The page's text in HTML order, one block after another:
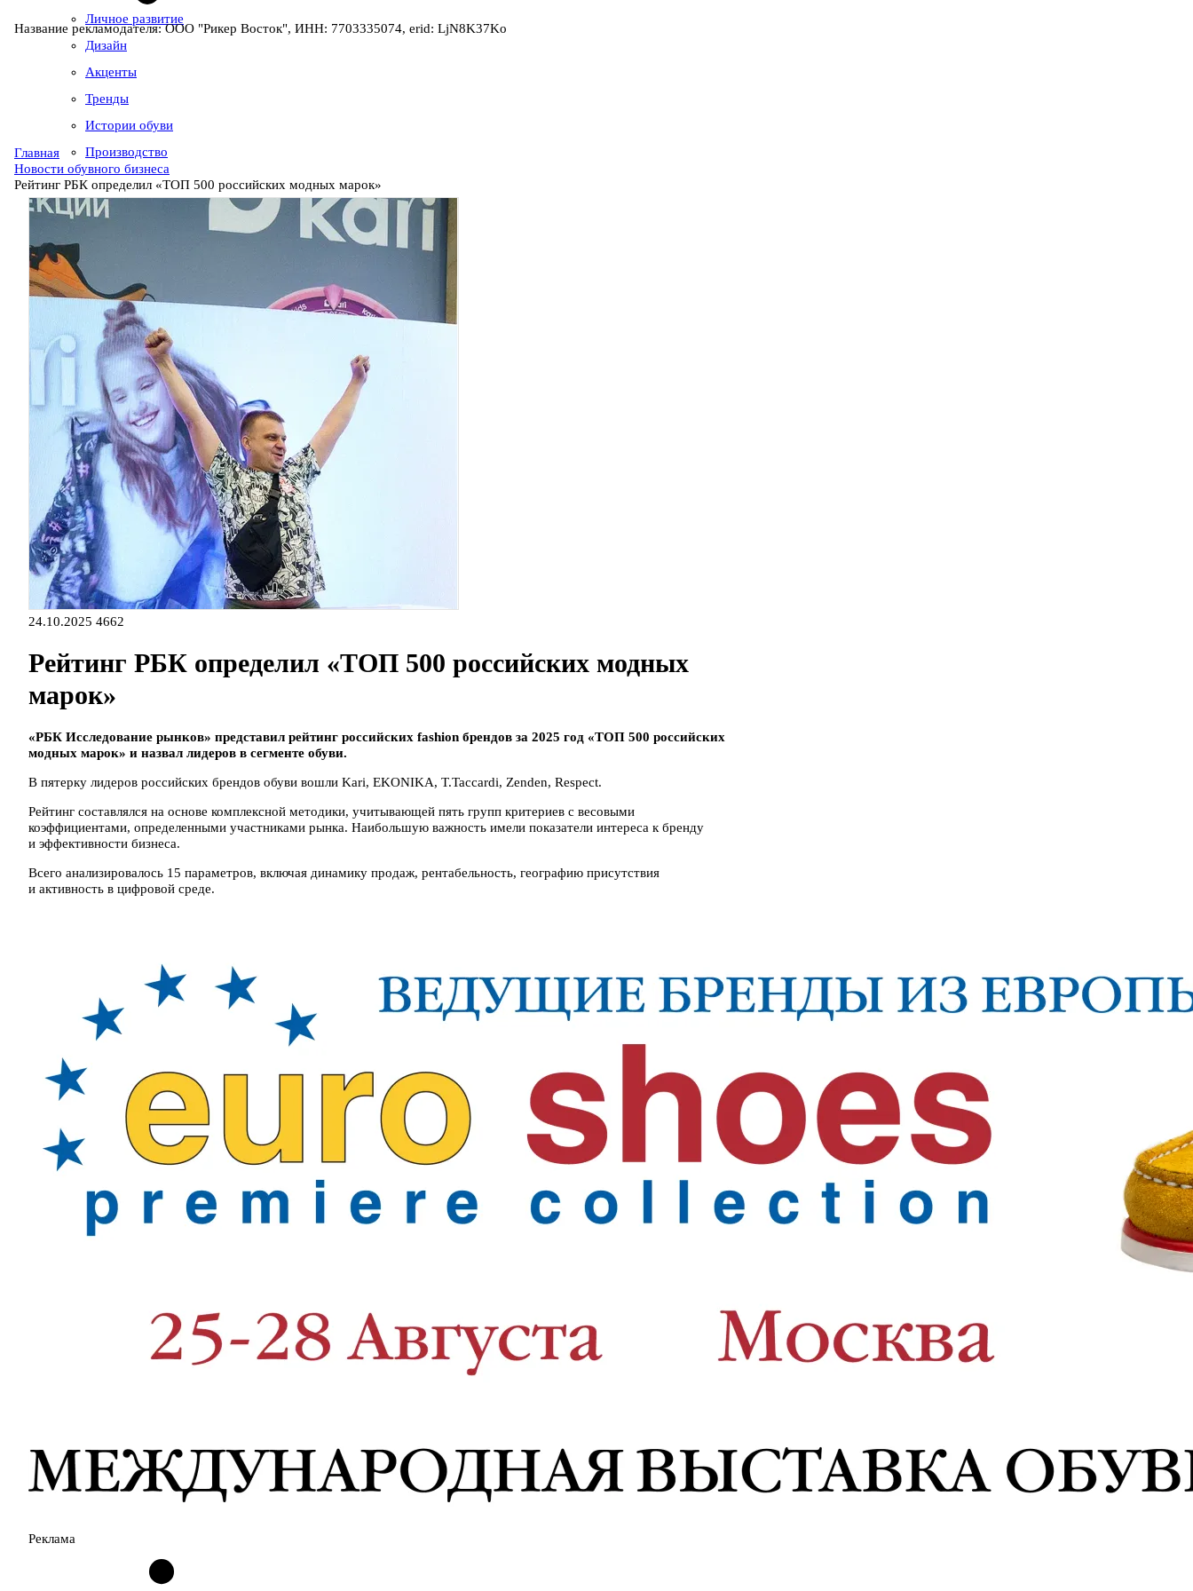
Личное развитие
Дизайн
Акценты
Тренды
Истории обуви
Производство
Название рекламодателя: ООО "Рикер Восток", ИНН: 7703335074, erid: LjN8K37Ko
Главная
Новости обувного бизнеса
Рейтинг РБК определил «ТОП 500 российских модных марок»
24.10.2025 4662
Рейтинг РБК определил «ТОП 500 российских модных
марок»
«РБК Исследование рынков» представил рейтинг российских fashion брендов за 2025 год «ТОП 500 российских
модных марок» и назвал лидеров в сегменте обуви.
В пятерку лидеров российских брендов обуви вошли Kari, EKONIKA, T.Taccardi, Zenden, Respect.
Рейтинг составлялся на основе комплексной методики, учитывающей пять групп критериев с весовыми
коэффициентами, определенными участниками рынка. Наибольшую важность имели показатели интереса к бренду
и эффективности бизнеса.
Всего анализировалось 15 параметров, включая динамику продаж, рентабельность, географию присутствия
и активность в цифровой среде.
Реклама